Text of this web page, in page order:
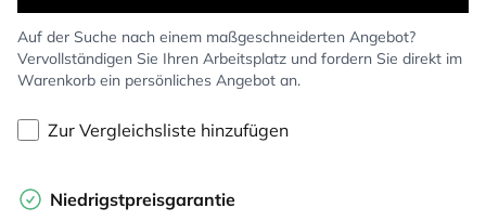
Auf der Suche nach einem maßgeschneiderten Angebot?
Vervollständigen Sie Ihren Arbeitsplatz und fordern Sie direkt im
Warenkorb ein persönliches Angebot an.
Zur Vergleichsliste hinzufügen
Niedrigstpreisgarantie